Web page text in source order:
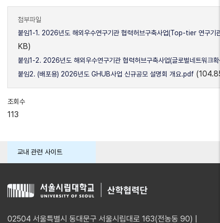
첨부파일
붙임1-1. 2026년도 해외우수연구기관 협력허브구축사업(Top-tier 연구기
KB)
붙임1-2. 2026년도 해외우수연구기관 협력허브구축사업(글로벌네트워크
붙임2. (배포용) 2026년도 GHUB사업 신규공모 설명회 개요.pdf
조회수
113
교내 관련 사이트
02504 서울특별시 동대문구 서울시립대로 163(전농동 90) |